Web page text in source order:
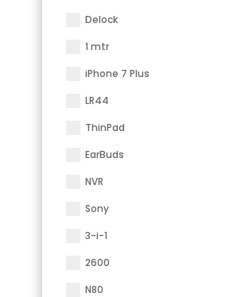
Delock
1 mtr
iPhone 7 Plus
LR44
ThinPad
EarBuds
NVR
Sony
3-i-1
2600
N80